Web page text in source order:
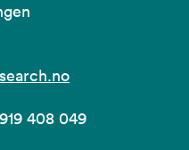
408 049